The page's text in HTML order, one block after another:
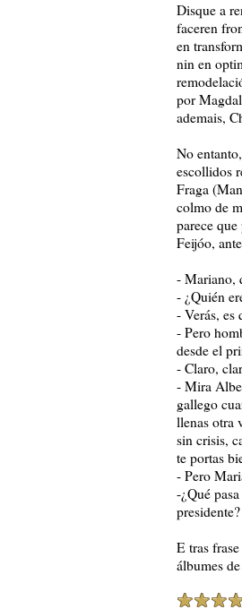
Disque a
faceren
en
nin en
por
ademais,
No
escollidos
Fraga
colmo de
parece
Feijóo,
- Mariano,
- ¿Quién
- Verás, es
- Pero
desde el
- Claro,
- Mira
gallego
llenas otra
sin crisis,
te portas
- Pero
-¿Qué
presidente?
E tras
álbumes